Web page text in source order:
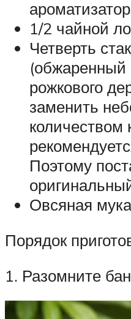
1/2 чайной
Четверть
(обжаренный
рожкового
заменить
количеством
Поэтому
Овсяная
Порядок
1. Разомните